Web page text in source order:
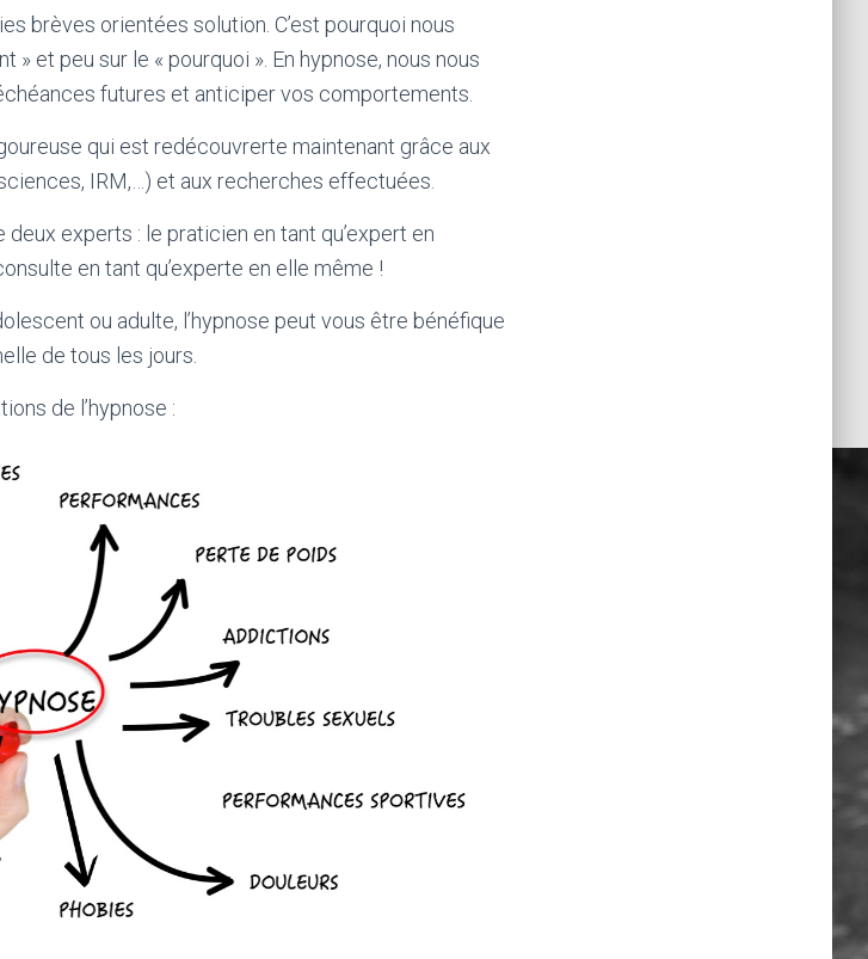
brèves orientées solution. C’est pourquoi nous
et peu sur le « pourquoi ». En hypnose, nous nous
futures et anticiper vos comportements.
qui est redécouvrerte maintenant grâce aux
IRM,…) et aux recherches effectuées.
experts : le praticien en tant qu’expert en
en tant qu’experte en elle même !
ou adulte, l’hypnose peut vous être bénéfique
de tous les jours.
de l’hypnose :